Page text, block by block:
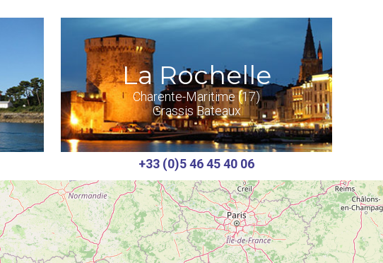
La Rochelle
Charente-Maritime (17)
Grassis Bateaux
+33 (0)5 46 45 40 06